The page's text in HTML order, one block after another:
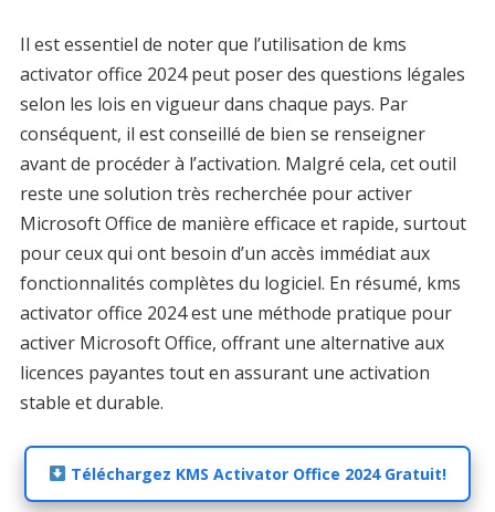
Il est essentiel de noter que l’utilisation de kms
activator office 2024 peut poser des questions légales
selon les lois en vigueur dans chaque pays. Par
conséquent, il est conseillé de bien se renseigner
avant de procéder à l’activation. Malgré cela, cet outil
reste une solution très recherchée pour activer
Microsoft Office de manière efficace et rapide, surtout
pour ceux qui ont besoin d’un accès immédiat aux
fonctionnalités complètes du logiciel. En résumé, kms
activator office 2024 est une méthode pratique pour
activer Microsoft Office, offrant une alternative aux
licences payantes tout en assurant une activation
stable et durable.
Téléchargez KMS Activator Office 2024 Gratuit!